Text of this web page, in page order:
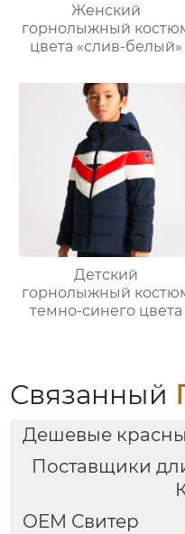
Женский
горнолыжный
цвета «слив-белый»
Детский
горнолыжный
темно-синего цвета
Связанный
Дешевые
Поставщики
OEM Свитер